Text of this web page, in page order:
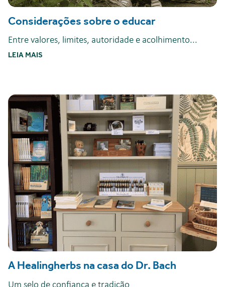
Considerações sobre o educar
Entre valores, limites, autoridade e acolhimento...
LEIA MAIS
A Healingherbs na casa do Dr. Bach
Um selo de confiança e tradição